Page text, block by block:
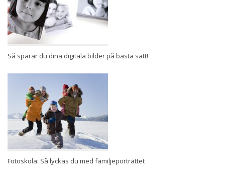
Så sparar du dina digitala bilder på bästa sätt!
Fotoskola: Så lyckas du med familjeporträttet